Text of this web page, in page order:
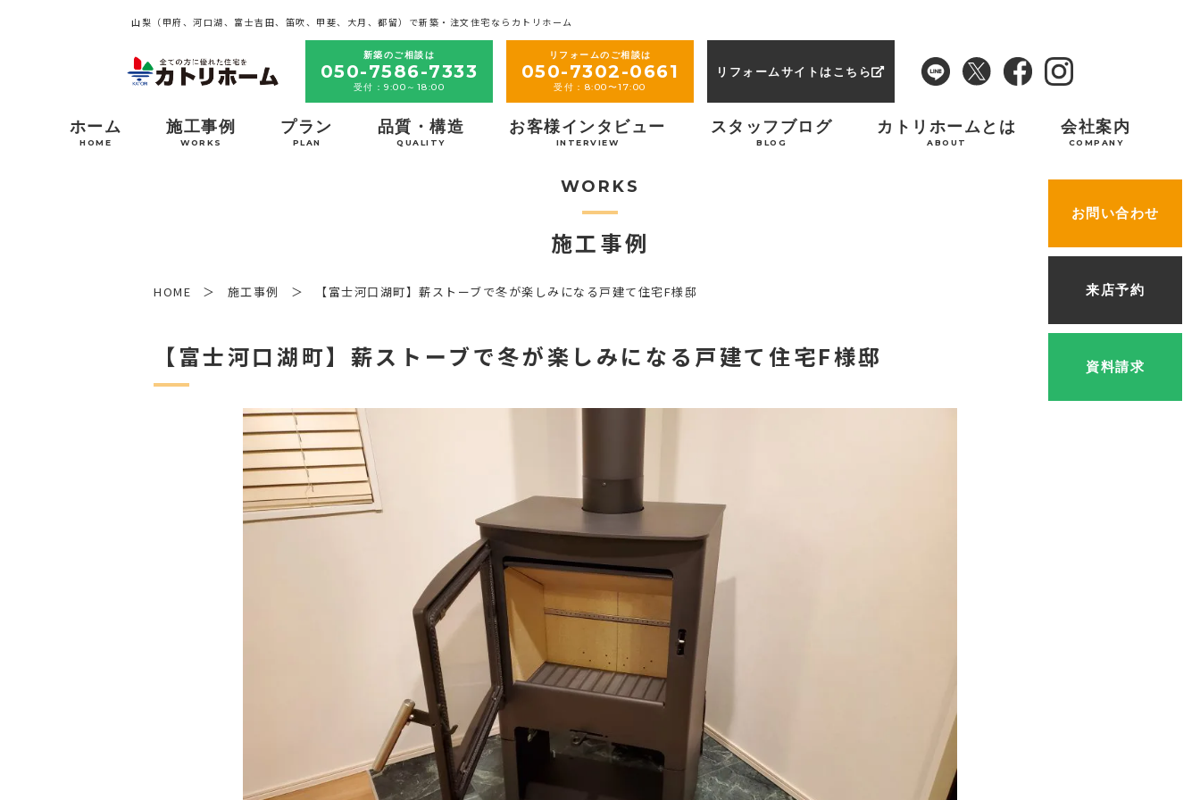
山梨（甲府、河口湖、富士吉田、笛吹、甲斐、大月、都留）で新築・注文住宅ならカトリホーム
新築のご相談は
050-7586-7333
受付：9:00～18:00
リフォームのご相談は
050-7302-0661
受付：8:00〜17:00
リフォームサイトはこちら
ホーム
HOME
施工事例
WORKS
プラン
PLAN
品質・構造
QUALITY
お客様インタビュー
INTERVIEW
スタッフブログ
BLOG
カトリホームとは
ABOUT
会社案内
COMPANY
お問い合わせ
来店予約
資料請求
WORKS
施工事例
HOME 施工事例 【富士河口湖町】薪ストーブで冬が楽しみになる戸建て住宅F様邸
【富士河口湖町】薪ストーブで冬が楽しみになる戸建て住宅F様邸